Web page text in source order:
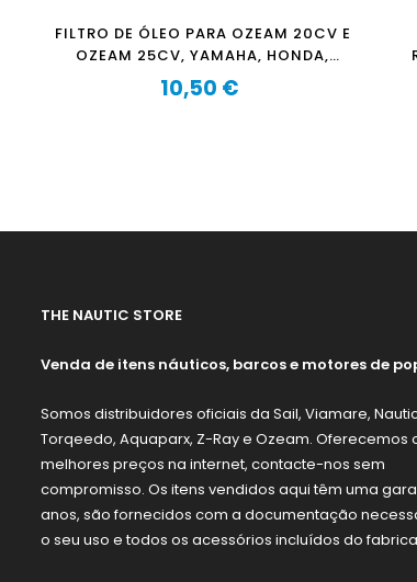
FILTRO DE ÓLEO PARA OZEAM 20CV E
OZEAM 25CV, YAMAHA, HONDA,
KAWASAKI, SUZUKI
Preço
10,50 €
THE NAUTIC STORE
Venda de itens náuticos, barcos e motores de
Somos distribuidores oficiais da Sail, Viamare,
Torqeedo, Aquaparx, Z-Ray e Ozeam. Oferecemos
melhores preços na internet, contacte-nos sem
compromisso. Os itens vendidos aqui têm uma
anos, são fornecidos com a documentação
o seu uso e todos os acessórios incluídos do